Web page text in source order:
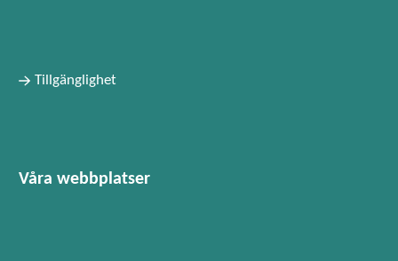
Tillgänglighet
Våra webbplatser